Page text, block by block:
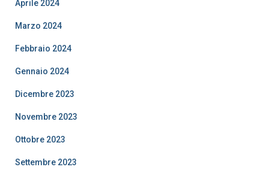
Aprile 2024
Marzo 2024
Febbraio 2024
Gennaio 2024
Dicembre 2023
Novembre 2023
Ottobre 2023
Settembre 2023